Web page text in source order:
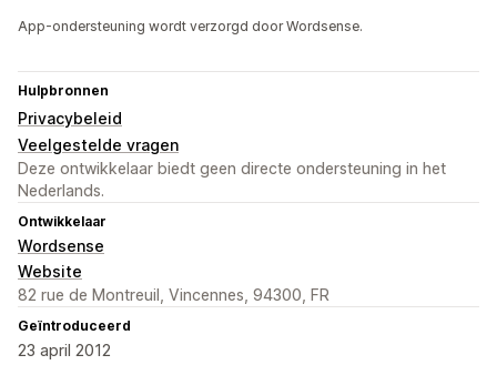
App-ondersteuning wordt verzorgd door Wordsense.
Hulpbronnen
Privacybeleid
Veelgestelde vragen
Deze ontwikkelaar biedt geen directe ondersteuning in het
Nederlands.
Ontwikkelaar
Wordsense
Website
82 rue de Montreuil, Vincennes, 94300, FR
Geïntroduceerd
23 april 2012